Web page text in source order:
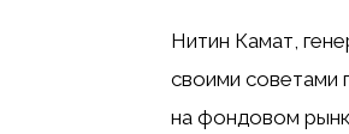
Нитин Камат,
своими советами
на фондовом